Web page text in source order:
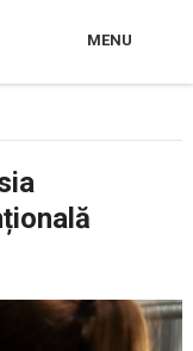
MENU